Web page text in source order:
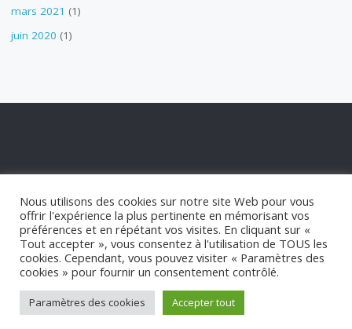
mars 2021 (1)
juin 2020 (1)
POLITIQUE DE COOKIES
STATUT APPM
©2021 appm-marseillan.com
Nous utilisons des cookies sur notre site Web pour vous
offrir l'expérience la plus pertinente en mémorisant vos
préférences et en répétant vos visites. En cliquant sur «
Tout accepter », vous consentez à l'utilisation de TOUS les
cookies. Cependant, vous pouvez visiter « Paramètres des
cookies » pour fournir un consentement contrôlé.
Paramètres des cookies Accepter tout